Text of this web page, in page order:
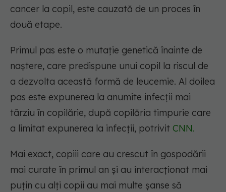
cancer la copil, este cauzată de un proces în
două etape.
Primul pas este o mutație genetică înainte de
naștere, care predispune unui copil la riscul de
a dezvolta această formă de leucemie. Al doilea
pas este expunerea la anumite infecții mai
târziu în copilărie, după copilăria timpurie care
a limitat expunerea la infecții, potrivit CNN.
Mai exact, copiii care au crescut în gospodării
mai curate în primul an și au interacționat mai
puțin cu alți copii au mai multe șanse să